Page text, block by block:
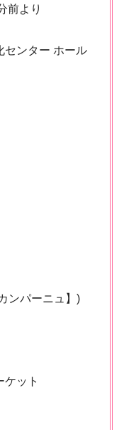
より
センター ホール
ンパーニュ】)
ット